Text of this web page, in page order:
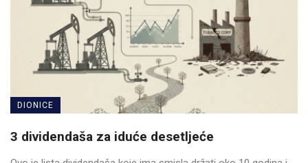
DIONICE
3 dividendaša za iduće desetljeće